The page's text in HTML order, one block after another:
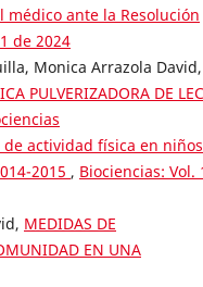
ante la Resolución
de 2024
Monica Arrazola David,
PULVERIZADORA DE
de actividad física en
2015 , Biociencias: Vol.
MEDIDAS DE
EN UNA